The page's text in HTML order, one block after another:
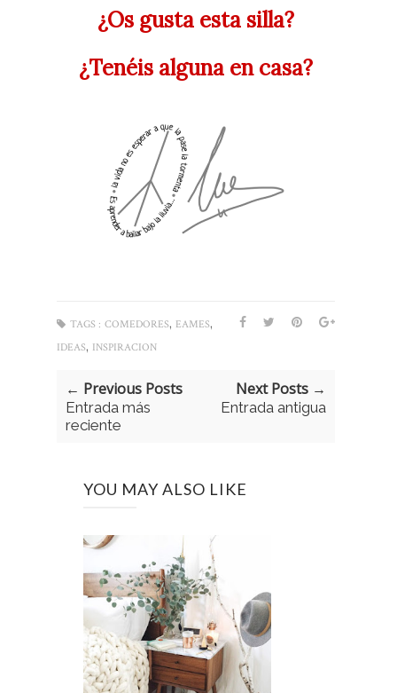
¿Os gusta esta silla?
¿Tenéis alguna en casa?
TAGS : COMEDORES, EAMES,
IDEAS, INSPIRACION
← Previous Posts
Entrada más
reciente
Next Posts →
Entrada antigua
YOU MAY ALSO LIKE